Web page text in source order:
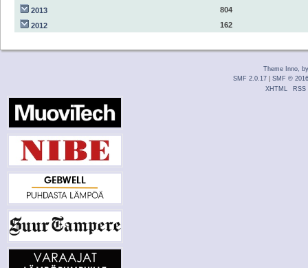
2013
804
2012
162
Theme Inno,
SMF 2.0.17
SMF © 2016
XHTML
RSS